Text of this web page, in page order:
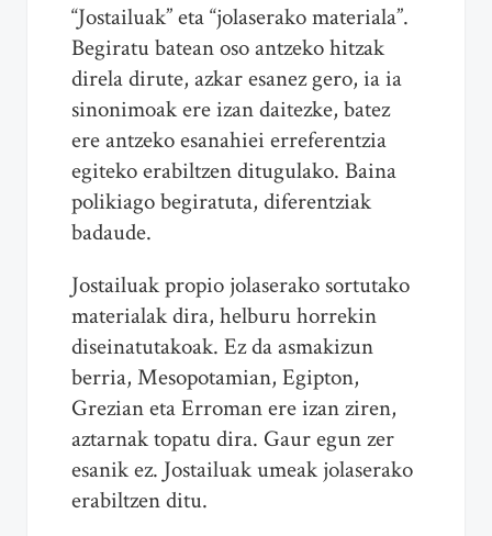
“Jostailuak” eta “jolaserako materiala”.
Begiratu batean oso antzeko hitzak
direla dirute, azkar esanez gero, ia ia
sinonimoak ere izan daitezke, batez
ere antzeko esanahiei erreferentzia
egiteko erabiltzen ditugulako. Baina
polikiago begiratuta, diferentziak
badaude.
Jostailuak propio jolaserako sortutako
materialak dira, helburu horrekin
diseinatutakoak. Ez da asmakizun
berria, Mesopotamian, Egipton,
Grezian eta Erroman ere izan ziren,
aztarnak topatu dira. Gaur egun zer
esanik ez. Jostailuak umeak jolaserako
erabiltzen ditu.